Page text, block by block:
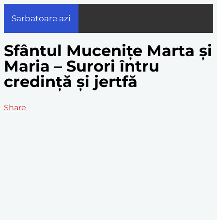
Sarbatoare azi
Sfântul Mucenițe Marta și
Maria – Surori întru
credință și jertfă
Share